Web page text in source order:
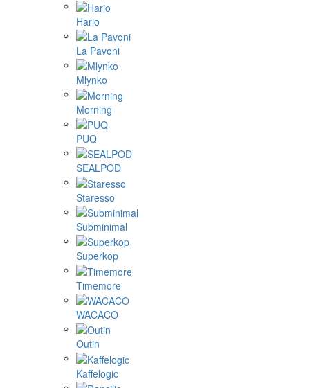
Hario
La Pavoni
Mlynko
Morning
PUQ
SEALPOD
Staresso
Subminimal
Superkop
Timemore
WACACO
Outin
Kaffelogic